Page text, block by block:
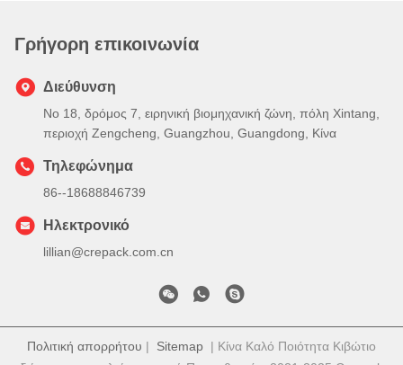
Γρήγορη επικοινωνία
Διεύθυνση
Νο 18, δρόμος 7, ειρηνική βιομηχανική ζώνη, πόλη Xintang,
περιοχή Zengcheng, Guangzhou, Guangdong, Κίνα
Τηλεφώνημα
86--18688846739
Ηλεκτρονικό
lillian@crepack.com.cn
Πολιτική απορρήτου | Sitemap | Κίνα Καλό Ποιότητα Κιβώτιο